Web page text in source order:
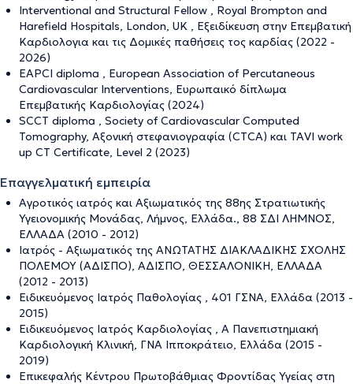
Interventional and Structural Fellow , Royal Brompton and
Harefield Hospitals, London, UK , Εξειδίκευση στην Επεμβατική
Καρδιολογια και τις Δομικές παθήσεις τος καρδίας (2022 -
2026)
EAPCI diploma , European Association of Percutaneous
Cardiovascular Interventions, Ευρωπαικό δίπλωμα
Επεμβατικής Καρδιολογίας (2024)
SCCT diploma , Society of Cardiovascular Computed
Tomography, Αξονική στεφανιογραφία (CTCA) και TAVI work
up CT Certificate, Level 2 (2023)
Επαγγελματική εμπειρία
Αγροτικός ιατρός και Αξιωματικός της 88ης Στρατιωτικής
Υγειονομικής Μονάδας, Λήμνος, Ελλάδα., 88 ΣΔΙ ΛΗΜΝΟΣ,
ΕΛΛΑΔΑ (2010 - 2012)
Ιατρός - Αξιωματικός της ΑΝΩΤΑΤΗΣ ΔΙΑΚΛΑΔΙΚΗΣ ΣΧΟΛΗΣ
ΠΟΛΕΜΟΥ (ΑΔΙΣΠΟ), ΑΔΙΣΠΟ, ΘΕΣΣΑΛΟΝΙΚΗ, ΕΛΛΑΔΑ
(2012 - 2013)
Ειδικευόμενος Ιατρός Παθολογίας , 401 ΓΣΝΑ, Ελλάδα (2013 -
2015)
Ειδικευόμενος Ιατρός Καρδιολογίας , Α Πανεπιστημιακή
Καρδιολογική Κλινική, ΓΝΑ Ιπποκράτειο, Ελλάδα (2015 -
2019)
Επικεφαλής Κέντρου Πρωτοβάθμιας Φροντίδας Υγείας στη